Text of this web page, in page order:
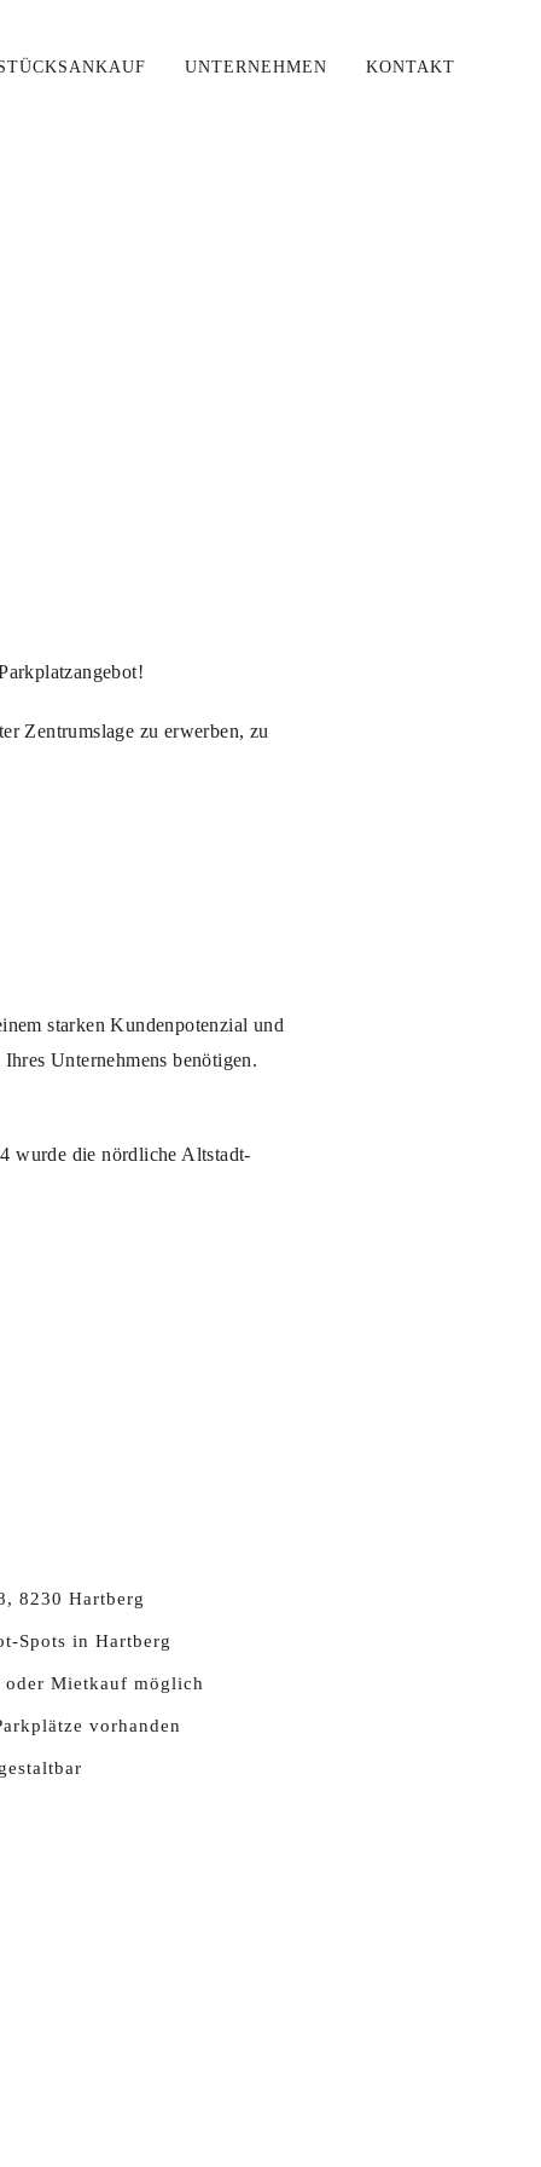
UNTERNEHMEN KONTAKT
Zentrumslage zu erwerben, zu
starken Kundenpotenzial und
Unternehmens benötigen.
wurde die nördliche Altstadt-
8230 Hartberg
Spots in Hartberg
Mietkauf möglich
vorhanden